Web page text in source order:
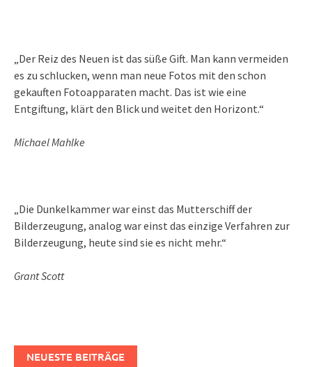
„Der Reiz des Neuen ist das süße Gift. Man kann vermeiden
es zu schlucken, wenn man neue Fotos mit den schon
gekauften Fotoapparaten macht. Das ist wie eine
Entgiftung, klärt den Blick und weitet den Horizont.“
Michael Mahlke
„Die Dunkelkammer war einst das Mutterschiff der
Bilderzeugung, analog war einst das einzige Verfahren zur
Bilderzeugung, heute sind sie es nicht mehr.“
Grant Scott
NEUESTE BEITRÄGE